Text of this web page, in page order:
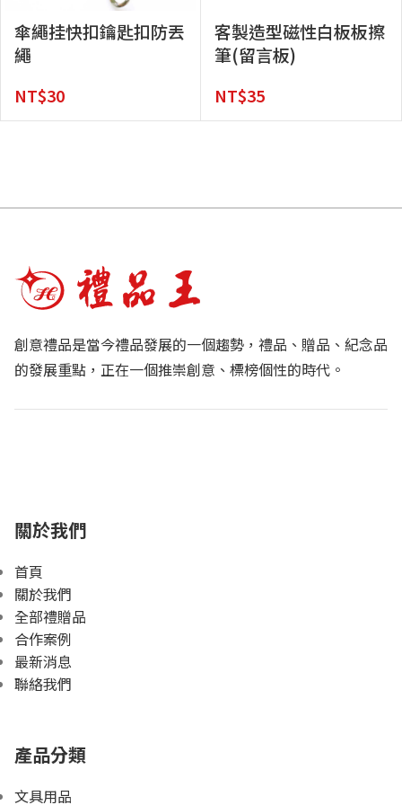
傘繩挂快扣鑰匙扣防丟
繩
NT$30
客製造型磁性白板板擦
筆(留言板)
NT$35
創意禮品是當今禮品發展的一個趨勢，禮品、贈品、紀念品
的發展重點，正在一個推崇創意、標榜個性的時代。
關於我們
首頁
關於我們
全部禮贈品
合作案例
最新消息
聯絡我們
產品分類
文具用品